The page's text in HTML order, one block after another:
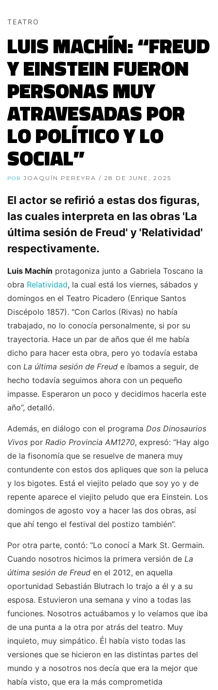
TEATRO
LUIS MACHÍN: “FREUD
Y EINSTEIN FUERON
PERSONAS MUY
ATRAVESADAS POR
LO POLÍTICO Y LO
SOCIAL”
POR JOAQUÍN PEREYRA / 28 DE JUNE, 2025
El actor se refirió a estas dos figuras,
las cuales interpreta en las obras 'La
última sesión de Freud' y 'Relatividad'
respectivamente.
Luis Machín protagoniza junto a Gabriela Toscano la
obra Relatividad, la cual está los viernes, sábados y
domingos en el Teatro Picadero (Enrique Santos
Discépolo 1857). "Con Carlos (Rivas) no había
trabajado, no lo conocía personalmente, si por su
trayectoria. Hace un par de años que él me había
dicho para hacer esta obra, pero yo todavía estaba
con La última sesión de Freud e íbamos a seguir, de
hecho todavía seguimos ahora con un pequeño
impasse. Esperaron un poco y decidimos hacerla este
año”, detalló.
Además, en diálogo con el programa Dos Dinosaurios
Vivos por Radio Provincia AM1270, expresó: “Hay algo
de la fisonomía que se resuelve de manera muy
contundente con estos dos apliques que son la peluca
y los bigotes. Está el viejito pelado que soy yo y de
repente aparece el viejito peludo que era Einstein. Los
domingos de agosto voy a hacer las dos obras, así
que ahí tengo el festival del postizo también”.
Por otra parte, contó: “Lo conocí a Mark St. Germain.
Cuando nosotros hicimos la primera versión de La
última sesión de Freud en el 2012, en aquella
oportunidad Sebastián Blutrach lo trajo a él y a su
esposa. Estuvieron una semana y vino a todas las
funciones. Nosotros actuábamos y lo veíamos que iba
de una punta a la otra por atrás del teatro. Muy
inquieto, muy simpático. Él había visto todas las
versiones que se hicieron en las distintas partes del
mundo y a nosotros nos decía que era la mejor que
había visto, que era la más comprometida